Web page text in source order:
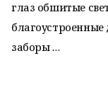
глаз обшитые
заборы …